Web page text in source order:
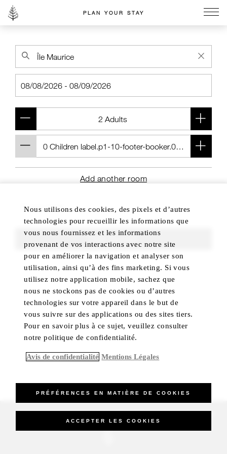
PLAN YOUR STAY
Add another room
_Four Seasons Hotels Limited 1997-2026. All Rights Reserved.
Nous utilisons des cookies, des pixels et d’autres
technologies pour recueillir les informations que
vous nous fournissez et les informations
provenant de vos interactions avec notre site
pour en améliorer la navigation et analyser son
utilisation, ainsi qu’à des fins marketing. Si vous
utilisez notre application mobile, sachez que
nous ne stockons pas de cookies ou d’autres
technologies sur votre appareil dans le but de
vous suivre sur des applications ou des sites tiers.
Pour en savoir plus à ce sujet, veuillez consulter
notre politique de confidentialité.
Avis de confidentialité Mentions Légales
PRÉFÉRENCES EN MATIÈRE DE COOKIES
ACCEPTER LES COOKIES